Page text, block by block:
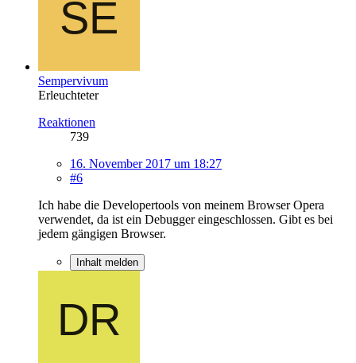
Sempervivum
Erleuchteter
Reaktionen
739
16. November 2017 um 18:27
#6
Ich habe die Developertools von meinem Browser Opera
verwendet, da ist ein Debugger eingeschlossen. Gibt es bei
jedem gängigen Browser.
Inhalt melden